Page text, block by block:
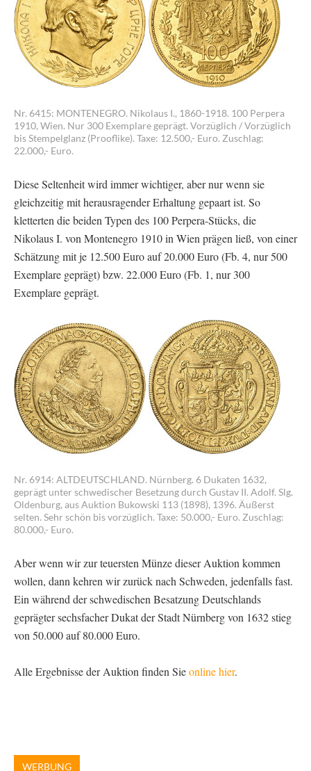
Nr. 6415: MONTENEGRO. Nikolaus I., 1860-1918. 100 Perpera
1910, Wien. Nur 300 Exemplare geprägt. Vorzüglich / Vorzüglich
bis Stempelglanz (Prooflike). Taxe: 12.500,- Euro. Zuschlag:
22.000,- Euro.
Diese Seltenheit wird immer wichtiger, aber nur wenn sie
gleichzeitig mit herausragender Erhaltung gepaart ist. So
kletterten die beiden Typen des 100 Perpera-Stücks, die
Nikolaus I. von Montenegro 1910 in Wien prägen ließ, von einer
Schätzung mit je 12.500 Euro auf 20.000 Euro (Fb. 4, nur 500
Exemplare geprägt) bzw. 22.000 Euro (Fb. 1, nur 300
Exemplare geprägt.
Nr. 6914: ALTDEUTSCHLAND. Nürnberg. 6 Dukaten 1632,
geprägt unter schwedischer Besetzung durch Gustav II. Adolf. Slg.
Oldenburg, aus Auktion Bukowski 113 (1898), 1396. Äußerst
selten. Sehr schön bis vorzüglich. Taxe: 50.000,- Euro. Zuschlag:
80.000,- Euro.
Aber wenn wir zur teuersten Münze dieser Auktion kommen
wollen, dann kehren wir zurück nach Schweden, jedenfalls fast.
Ein während der schwedischen Besatzung Deutschlands
geprägter sechsfacher Dukat der Stadt Nürnberg von 1632 stieg
von 50.000 auf 80.000 Euro.
Alle Ergebnisse der Auktion finden Sieonline hier.
WERBUNG